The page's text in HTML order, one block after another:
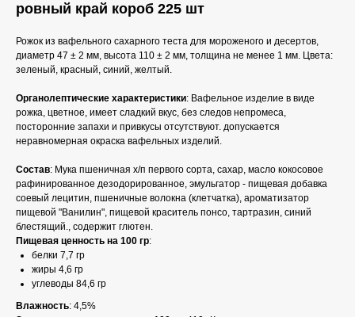
ровный край короб 225 шт
Рожок из вафельного сахарного теста для мороженого и десертов,
диаметр 47 ± 2 мм, высота 110 ± 2 мм, толщина не менее 1 мм. Цвета:
зеленый, красный, синий, желтый.
Органолептические характеристики: Вафельное изделие в виде
рожка, цветное, имеет сладкий вкус, без следов непромеса,
посторонние запахи и привкусы отсутствуют. допускается
неравномерная окраска вафельных изделий.
Состав: Мука пшеничная х/п первого сорта, сахар, масло кокосовое
рафинированное дезодорированное, эмульгатор - пищевая добавка
соевый лецитин, пшеничные волокна (клетчатка), ароматизатор
пищевой "Ванилин", пищевой краситель понсо, тартразин, синий
блестящий., содержит глютен.
Пищевая ценность на 100 гр:
белки 7,7 гр
жиры 4,6 гр
углеводы 84,6 гр
Влажность: 4,5%